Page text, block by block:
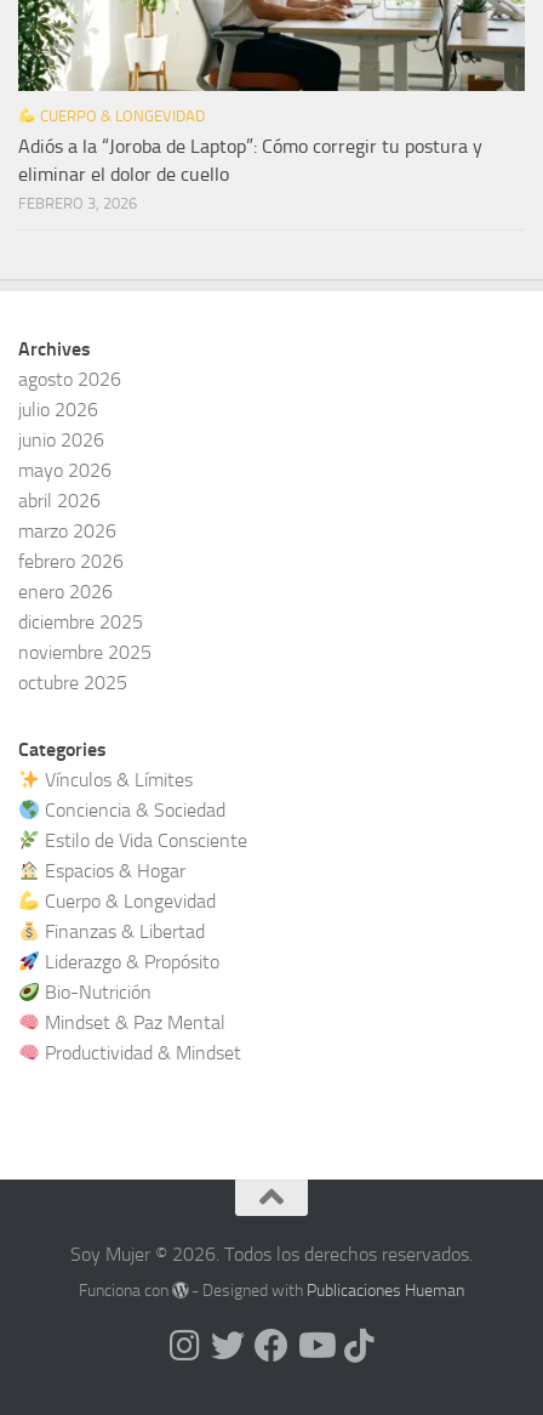
CUERPO & LONGEVIDAD
Adiós a la “Joroba de Laptop”: Cómo corregir tu postura y
eliminar el dolor de cuello
FEBRERO 3, 2026
Archives
agosto 2026
julio 2026
junio 2026
mayo 2026
abril 2026
marzo 2026
febrero 2026
enero 2026
diciembre 2025
noviembre 2025
octubre 2025
Categories
Vínculos & Límites
Conciencia & Sociedad
Estilo de Vida Consciente
Espacios & Hogar
Cuerpo & Longevidad
Finanzas & Libertad
Liderazgo & Propósito
Bio-Nutrición
Mindset & Paz Mental
Productividad & Mindset
Soy Mujer © 2026. Todos los derechos reservados.
Funciona con - Designed with Publicaciones Hueman